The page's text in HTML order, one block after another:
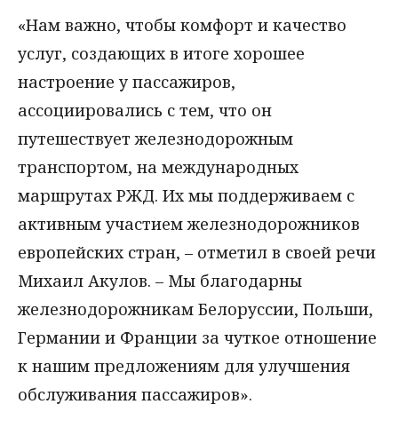
«Нам важно, чтобы комфорт и качество
услуг, создающих в итоге хорошее
настроение у пассажиров,
ассоциировались с тем, что он
путешествует железнодорожным
транспортом, на международных
маршрутах РЖД. Их мы поддерживаем с
активным участием железнодорожников
европейских стран, – отметил в своей речи
Михаил Акулов. – Мы благодарны
железнодорожникам Белоруссии, Польши,
Германии и Франции за чуткое отношение
к нашим предложениям для улучшения
обслуживания пассажиров».